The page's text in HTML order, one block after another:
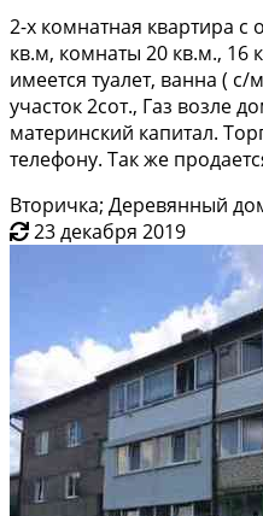
2-x кoмнaтная кваpтирa с
кв.м, комнаты 20 кв.м., 16
имeeтcя туaлeт, ванна (
учacтoк 2сот., Газ возле
матeринский капитал.
телeфону. Taк же
Вторичка; Деревянный
23 декабря 2019